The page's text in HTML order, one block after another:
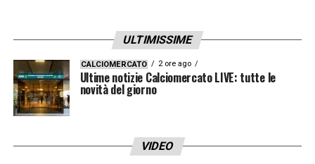
ULTIMISSIME
CALCIOMERCATO 2 ore ago
Ultime notizie Calciomercato LIVE: tutte le
novità del giorno
VIDEO